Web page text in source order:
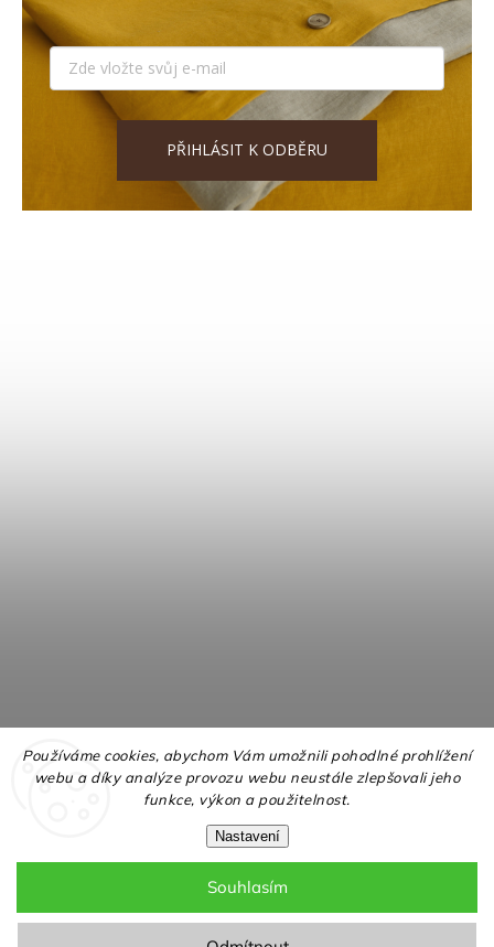
Používáme cookies, abychom Vám umožnili pohodlné prohlížení
webu a díky analýze provozu webu neustále zlepšovali jeho
funkce, výkon a použitelnost.
Nastavení
Souhlasím
PŘIHLÁSIT K ODBĚRU
Upravit nastavení cookies